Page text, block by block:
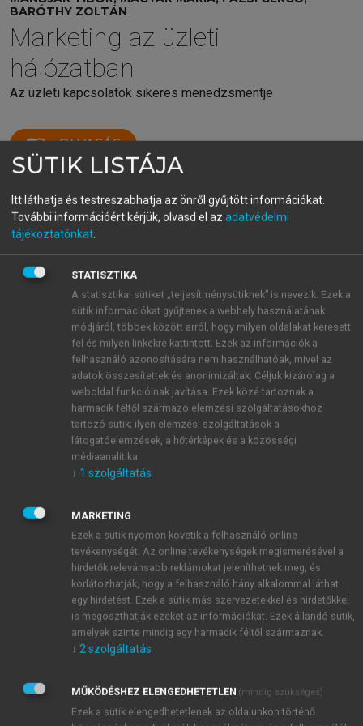
BARÓTHY ZOLTÁN
Marketing az üzleti
hálózatban
Az üzleti kapcsolatok sikeres menedzsmentje
menu_book OLVASÁS
3.2.6. Gyakorlati példák a közös
értékteremtésre
Procter & Gamble (P&G) és Walmart:
értékteremtés a beszállítói
kapcsolatokban 1
A világ egyik legnagyobb fogyasztásicikk-
gyártójának (P&G) és a világ legjelentősebb
kiskereskedelmiüzletlánc-hálózatának (Walmart)
a köztük fennálló szoros együttműködés révén
mindkét fél számára fontos versenyelőnyöket
sikerült elérnie.
Az értékteremtés alapja ebben az esetben a
optimalizálása volt, a P&G és a Walmart ugyanis
egy olyan, integrált ellátásilánc-modellt
dolgozott ki közösen, amely egyszerre tette
lehetővé a készletek valós idejű nyomon
követését és a pontos szállítási ütemezést. Ez
ahhoz vezetett, hogy a Walmart üzleteiben
csökkenthették a készletek nagyságát,
ugyanakkor a termékek elérhetősége folyamatos
hogy közben a partnerek költségei is csökkentek.
A közös értékteremtés másik fontos eleme a
SÜTIK LISTÁJA
Itt láthatja és testreszabhatja az önről gyűjtött információkat.
További információért kérjük, olvasd el az adatvédelmi
tájékoztatónkat.
STATISZTIKA
A statisztikai sütiket „teljesítménysütiknek” is nevezik. Ezek a
sütik információkat gyűjtenek a webhely használatának
módjáról, többek között arról, hogy milyen oldalakat keresett
fel és milyen linkekre kattintott. Ezek az információk a
felhasználó azonosítására nem használhatóak, mivel az
adatok összesítettek és anonimizáltak. Céljuk kizárólag a
weboldal funkcióinak javítása. Ezek közé tartoznak a
harmadik féltől származó elemzési szolgáltatásokhoz
tartozó sütik; ilyen elemzési szolgáltatások a
látogatóelemzések, a hőtérképek és a közösségi
médiaanalitika.
↓ 1 szolgáltatás
MARKETING
Ezek a sütik nyomon követik a felhasználó online
tevékenységét. Az online tevékenységek megismerésével a
hirdetők relevánsabb reklámokat jeleníthetnek meg, és
korlátozhatják, hogy a felhasználó hány alkalommal láthat
egy hirdetést. Ezek a sütik más szervezetekkel és hirdetőkkel
is megoszthatják ezeket az információkat. Ezek állandó sütik,
amelyek szinte mindig egy harmadik féltől származnak.
↓ 2szolgáltatás
MŰKÖDÉSHEZ ELENGEDHETETLEN (mindig szükséges)
Ezek a sütik elengedhetetlenek az oldalunkon történő